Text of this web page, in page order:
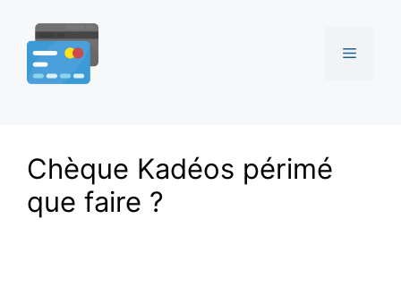
contenu
Menu
Chèque Kadéos périmé
que faire ?